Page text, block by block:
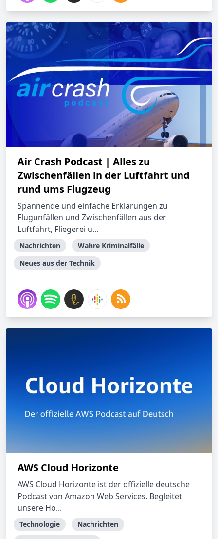
Air Crash Podcast | Alles zu
Zwischenfällen in der Luftfahrt und
rund ums Flugzeug
Spannende und einfache Erklärungen zu
Flugunfällen und Zwischenfällen aus der
Luftfahrt, Fliegerei u...
Nachrichten
Wahre Kriminalfälle
Neues aus der Technik
AWS Cloud Horizonte
AWS Cloud Horizonte ist der offizielle deutsche
Podcast von Amazon Web Services. Begleitet
unsere Ho...
Technologie
Nachrichten